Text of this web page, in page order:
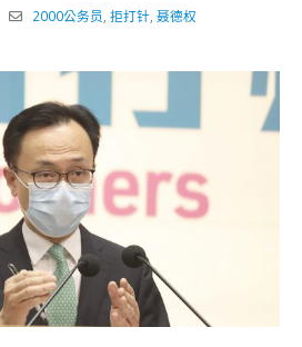
2000公务员,拒打针,聂德权